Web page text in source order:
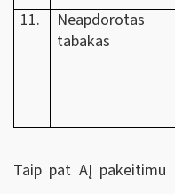
11.
Neapdorotas
tabakas
Taip pat AĮ pakeitimu